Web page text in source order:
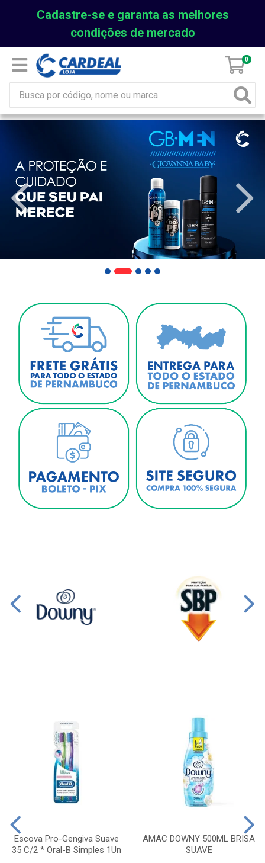
Cadastre-se e garanta as melhores
condições de mercado
0
Escova Pro-Gengiva Suave
35 C/2 * Oral-B Simples 1Un
AMAC DOWNY 500ML BRISA
SUAVE